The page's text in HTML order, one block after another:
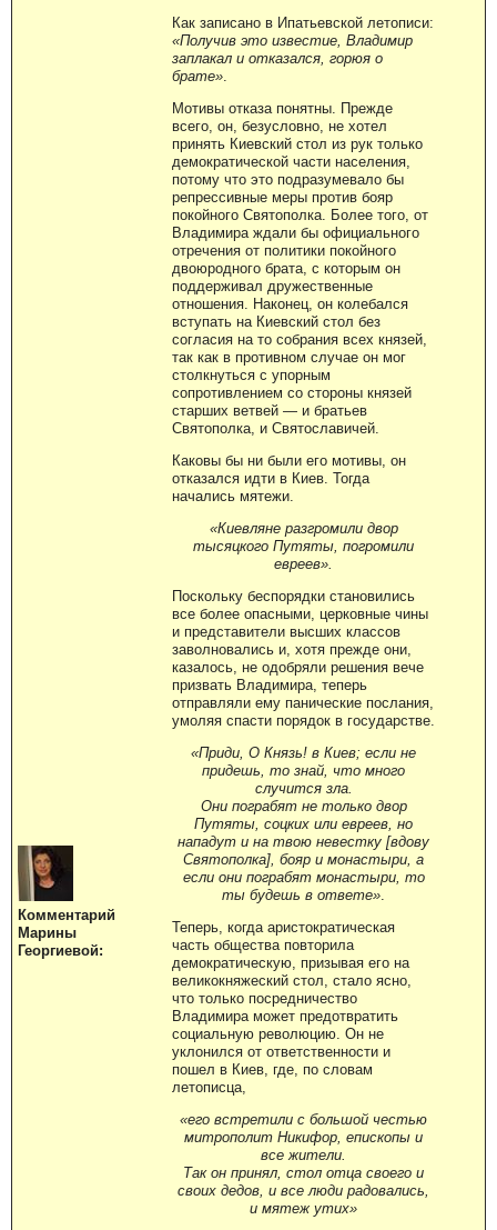
Комментарий
Марины
Георгиевой:
Как записано в Ипатьевской летописи:
«Получив это известие, Владимир
заплакал и отказался, горюя о
брате»
Мотивы отказа понятны. Прежде
всего, он, безусловно, не хотел
принять Киевский стол из рук только
демократической части населения,
потому что это подразумевало бы
репрессивные меры против бояр
покойного Святополка. Более того, от
Владимира ждали бы официального
отречения от политики покойного
двоюродного брата, с которым он
поддерживал дружественные
отношения. Наконец, он колебался
вступать на Киевский стол без
согласия на то собрания всех князей,
так как в противном случае он мог
столкнуться с упорным
сопротивлением со стороны князей
старших ветвей — и братьев
Святополка, и Святославичей.
Каковы бы ни были его мотивы, он
отказался идти в Киев. Тогда
начались мятежи.
«Киевляне разгромили двор
тысяцкого Путяты, погромили
евреев».
Поскольку беспорядки становились
все более опасными, церковные чины
и представители высших классов
заволновались и, хотя прежде они,
казалось, не одобряли решения вече
призвать Владимира, теперь
отправляли ему панические послания,
умоляя спасти порядок в государстве.
«Приди, О Князь! в Киев; если не
придешь, то знай, что много
случится зла.
Они пограбят не только двор
Путяты, соцких или евреев, но
нападут и на твою невестку [вдову
Святополка], бояр и монастыри, а
если они пограбят монастыри, то
ты будешь в ответе»
Теперь, когда аристократическая
часть общества повторила
демократическую, призывая его на
великокняжеский стол, стало ясно,
что только посредничество
Владимира может предотвратить
социальную революцию. Он не
уклонился от ответственности и
пошел в Киев, где, по словам
летописца,
«его встретили с большой честью
митрополит Никифор, епископы и
все жители.
Так он принял, стол отца своего и
своих дедов, и все люди радовались,
и мятеж утих»